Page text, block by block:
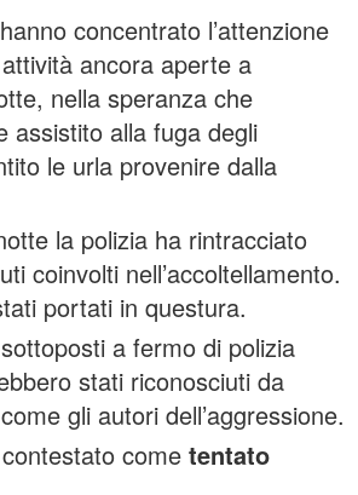
concentrato l’attenzione
ancora aperte a
nella speranza che
assistito alla fuga degli
le urla provenire dalla
la polizia ha rintracciato
coinvolti nell’accoltellamento.
portati in questura.
a fermo di polizia
stati riconosciuti da
gli autori dell’aggressione.
contestato come tentato